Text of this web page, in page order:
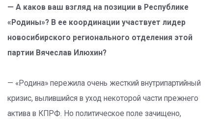
— А каков ваш взгляд на позиции в Республике
«Родины»? В ее координации участвует лидер
новосибирского регионального отделения этой
партии Вячеслав Илюхин?
— «Родина» пережила очень жесткий внутрипартийный
кризис, вылившийся в уход некоторой части прежнего
актива в КПРФ. Но политическое поле зачищено,